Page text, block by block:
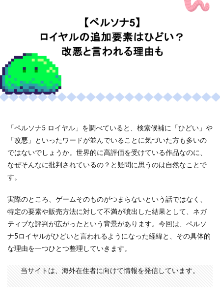
「ペルソナ5 ロイヤル」を調べていると、検索候補に「ひどい」や
「改悪」といったワードが並んでいることに気づいた方も多いの
ではないでしょうか。世界的に高評価を受けている作品なのに、
なぜそんなに批判されているの？と疑問に思うのは自然なことで
す。
実際のところ、ゲームそのものがつまらないという話ではなく、
特定の要素や販売方法に対して不満が噴出した結果として、ネガ
ティブな評判が広がったという背景があります。今回は、ペルソ
ナ5ロイヤルがひどいと言われるようになった経緯と、その具体的
な理由を一つひとつ整理していきます。
当サイトは、海外在住者に向けて情報を発信しています。